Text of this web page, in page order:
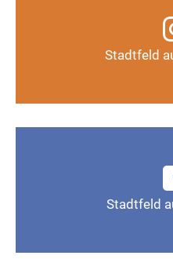
Stadtfeld
Auf
Stadtfeld
Seite